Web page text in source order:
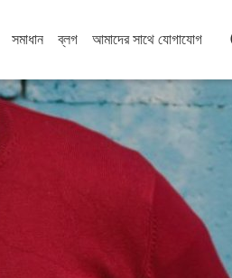
সমাধান ব্লগ আমাদের সাথে যোগাযোগ